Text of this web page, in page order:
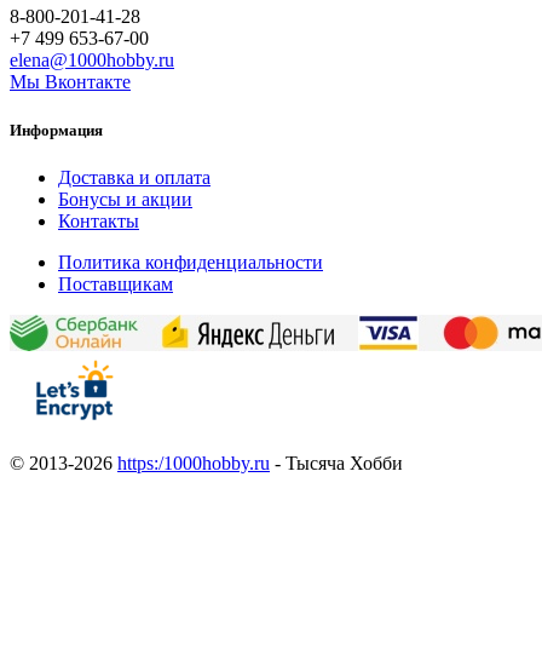
8-800-201-41-28
+7 499 653-67-00
elena@1000hobby.ru
Мы Вконтакте
Информация
Доставка и оплата
Бонусы и акции
Контакты
Политика конфиденциальности
Поставщикам
© 2013-2026 https:/1000hobby.ru - Тысяча Хобби